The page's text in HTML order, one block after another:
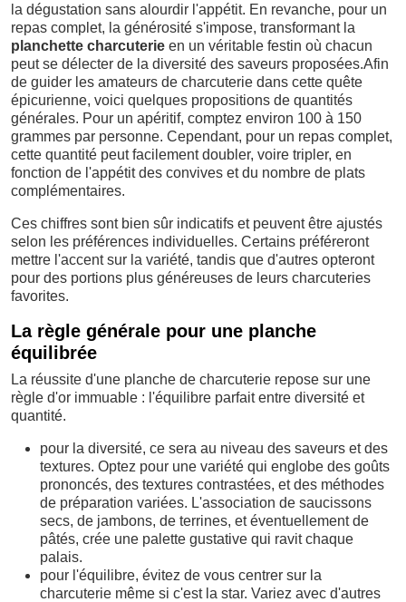
la dégustation sans alourdir l'appétit. En revanche, pour un
repas complet, la générosité s'impose, transformant la
planchette charcuterie en un véritable festin où chacun
peut se délecter de la diversité des saveurs proposées.Afin
de guider les amateurs de charcuterie dans cette quête
épicurienne, voici quelques propositions de quantités
générales. Pour un apéritif, comptez environ 100 à 150
grammes par personne. Cependant, pour un repas complet,
cette quantité peut facilement doubler, voire tripler, en
fonction de l'appétit des convives et du nombre de plats
complémentaires.
Ces chiffres sont bien sûr indicatifs et peuvent être ajustés
selon les préférences individuelles. Certains préféreront
mettre l'accent sur la variété, tandis que d'autres opteront
pour des portions plus généreuses de leurs charcuteries
favorites.
La règle générale pour une planche
équilibrée
La réussite d'une planche de charcuterie repose sur une
règle d'or immuable : l'équilibre parfait entre diversité et
quantité.
pour la diversité, ce sera au niveau des saveurs et des
textures. Optez pour une variété qui englobe des goûts
prononcés, des textures contrastées, et des méthodes
de préparation variées. L'association de saucissons
secs, de jambons, de terrines, et éventuellement de
pâtés, crée une palette gustative qui ravit chaque
palais.
pour l'équilibre, évitez de vous centrer sur la
charcuterie même si c'est la star. Variez avec d'autres